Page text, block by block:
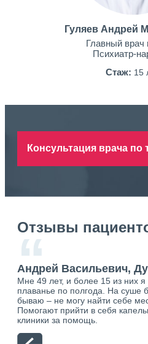
Гуляев Андрей
Главный врач
Психиатр-
Стаж: 15
Консультация врача
Отзывы
“
Андрей Васильевич,
Мне 49 лет, и более 15 из них
плаванье по полгода. На суше
бываю – не могу найти себе
Помогают прийти в себя
клиники за помощь.